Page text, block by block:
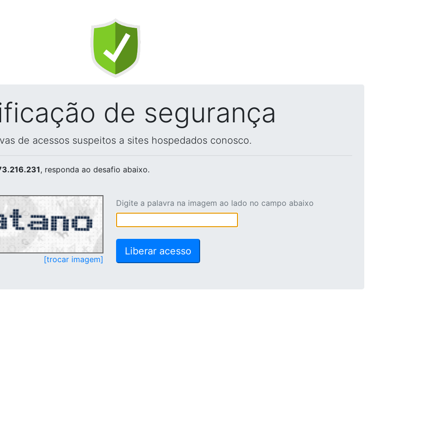
de segurança
de acessos suspeitos a sites hospedados conosco.
, responda ao desafio abaixo.
[trocar imagem]
Digite a palavra na imagem ao lado no campo abaixo